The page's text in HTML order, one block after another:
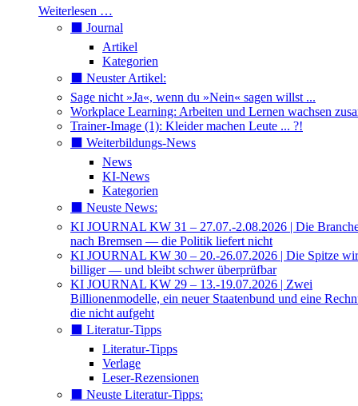
Weiterlesen …
⬛️ Journal
Artikel
Kategorien
⬛️ Neuster Artikel:
Sage nicht »Ja«, wenn du »Nein« sagen willst ...
Workplace Learning: Arbeiten und Lernen wachsen
Trainer-Image (1): Kleider machen Leute ... ?!
⬛️ Weiterbildungs-News
News
KI-News
Kategorien
⬛️ Neuste News:
KI JOURNAL KW 31 – 27.07.-2.08.2026 | Die
nach Bremsen — die Politik liefert nicht
KI JOURNAL KW 30 – 20.-26.07.2026 | Die Spitze
billiger — und bleibt schwer überprüfbar
KI JOURNAL KW 29 – 13.-19.07.2026 | Zwei
Billionenmodelle, ein neuer Staatenbund und eine
die nicht aufgeht
⬛️ Literatur-Tipps
Literatur-Tipps
Verlage
Leser-Rezensionen
⬛️ Neuste Literatur-Tipps: